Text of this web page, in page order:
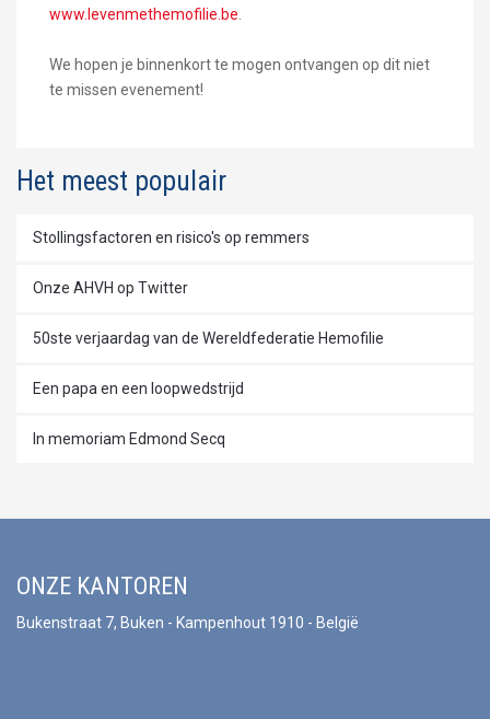
www.levenmethemofilie.be
We hopen je binnenkort te mogen ontvangen op dit niet
te missen evenement!
Het meest populair
Stollingsfactoren en risico's op remmers
Onze AHVH op Twitter
50ste verjaardag van de Wereldfederatie Hemofilie
Een papa en een loopwedstrijd
In memoriam Edmond Secq
ONZE KANTOREN
Bukenstraat 7, Buken - Kampenhout 1910 - België